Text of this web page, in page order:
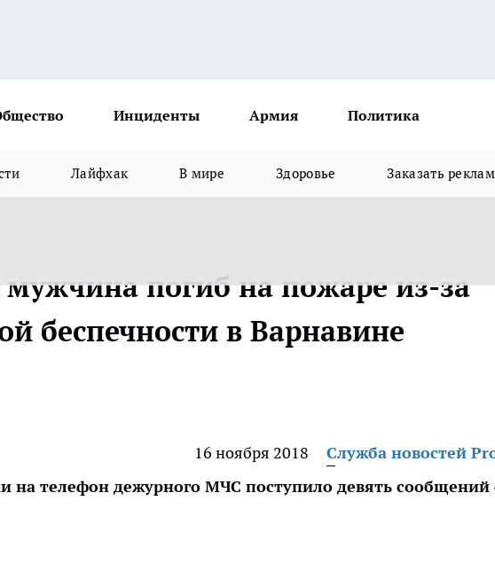
Инциденты Армия Политика
Лайфхак В мире Здоровье Заказать
мужчина погиб на пожаре из-за
беспечности в Варнавине
16 ноября 2018
Служба новостей
на телефон дежурного МЧС поступило девять сообщений